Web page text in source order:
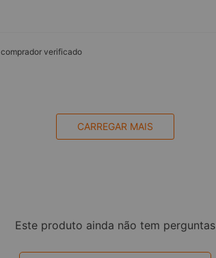
comprador verificado
CARREGAR MAIS
Este produto ainda não tem perguntas